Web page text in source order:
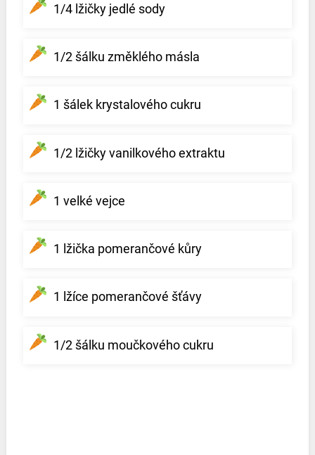
1/4 lžičky jedlé sody
1/2 šálku změklého másla
1 šálek krystalového cukru
1/2 lžičky vanilkového extraktu
1 velké vejce
1 lžička pomerančové kůry
1 lžíce pomerančové šťávy
1/2 šálku moučkového cukru